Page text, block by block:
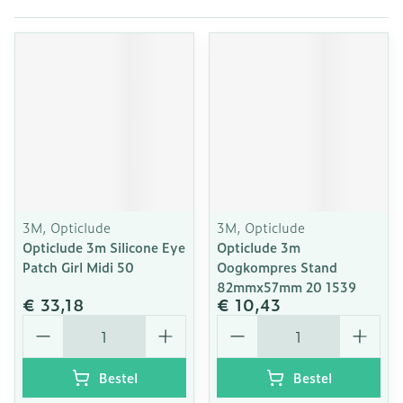
3M, Opticlude
Opticlude 3m Silicone Eye
Patch Girl Midi 50
€ 33,18
Aantal
Bestel
3M, Opticlude
Opticlude 3m
Oogkompres Stand
82mmx57mm 20 1539
€ 10,43
Aantal
Bestel